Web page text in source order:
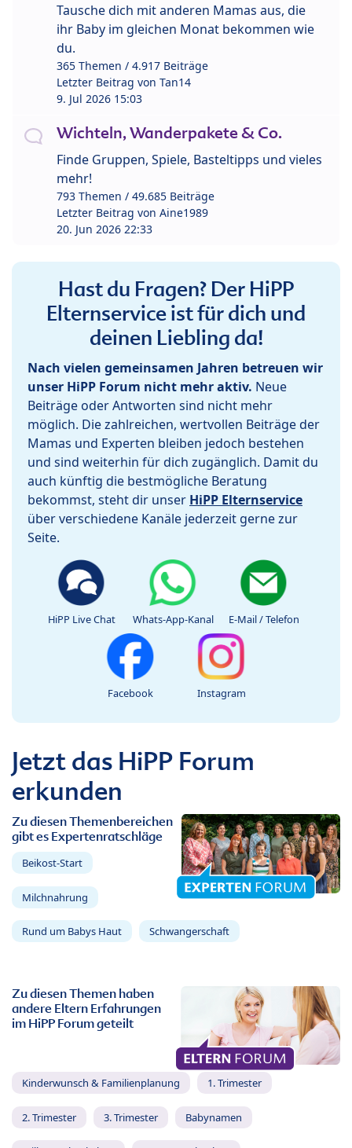
Tausche dich mit anderen Mamas aus, die
ihr Baby im gleichen Monat bekommen wie
du.
365 Themen / 4.917 Beiträge
Letzter Beitrag von Tan14
9. Jul 2026 15:03
Wichteln, Wanderpakete & Co.
Finde Gruppen, Spiele, Basteltipps und vieles
mehr!
793 Themen / 49.685 Beiträge
Letzter Beitrag von Aine1989
20. Jun 2026 22:33
Hast du Fragen? Der HiPP
Elternservice ist für dich und
deinen Liebling da!
Nach vielen gemeinsamen Jahren betreuen wir
unser HiPP Forum nicht mehr aktiv. Neue
Beiträge oder Antworten sind nicht mehr
möglich. Die zahlreichen, wertvollen Beiträge der
Mamas und Experten bleiben jedoch bestehen
und sind weiterhin für dich zugänglich. Damit du
auch künftig die bestmögliche Beratung
bekommst, steht dir unser HiPP Elternservice
über verschiedene Kanäle jederzeit gerne zur
Seite.
HiPP Live Chat Whats-App-Kanal E-Mail / Telefon
Facebook Instagram
Jetzt das HiPP Forum
erkunden
Zu diesen Themenbereichen
gibt es Expertenratschläge
Beikost-Start
Milchnahrung
Rund um Babys Haut Schwangerschaft
Zu diesen Themen haben
andere Eltern Erfahrungen
im HiPP Forum geteilt
Kinderwunsch & Familienplanung 1. Trimester
2. Trimester 3. Trimester Babynamen